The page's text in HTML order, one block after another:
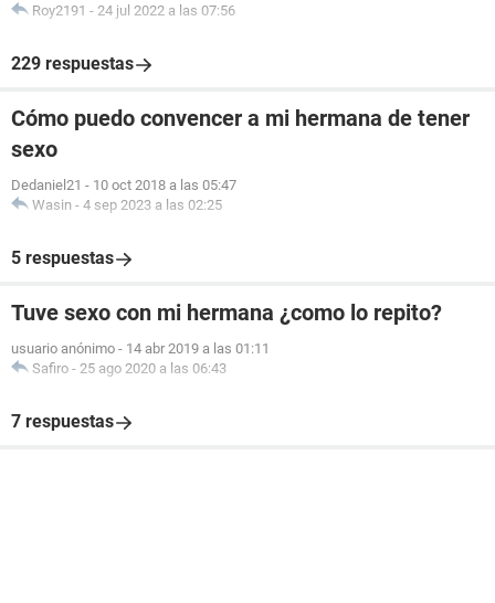
Roy2191 - 24 jul 2022 a las 07:56
229 respuestas
Cómo puedo convencer a mi hermana de tener
sexo
Dedaniel21 - 10 oct 2018 a las 05:47
Wasin - 4 sep 2023 a las 02:25
5 respuestas
Tuve sexo con mi hermana ¿como lo repito?
usuario anónimo - 14 abr 2019 a las 01:11
Safiro - 25 ago 2020 a las 06:43
7 respuestas